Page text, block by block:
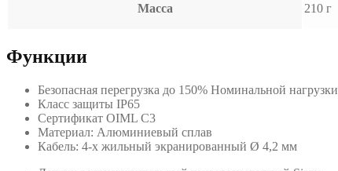
Масса 210 г
Функции
Безопасная перегрузка до 150% Номинальной нагрузки
Класс защиты IP65
Сертификат OIML C3
Материал: Алюминиевый сплав
Кабель: 4-х жильный экранированный Ø 4,2 мм